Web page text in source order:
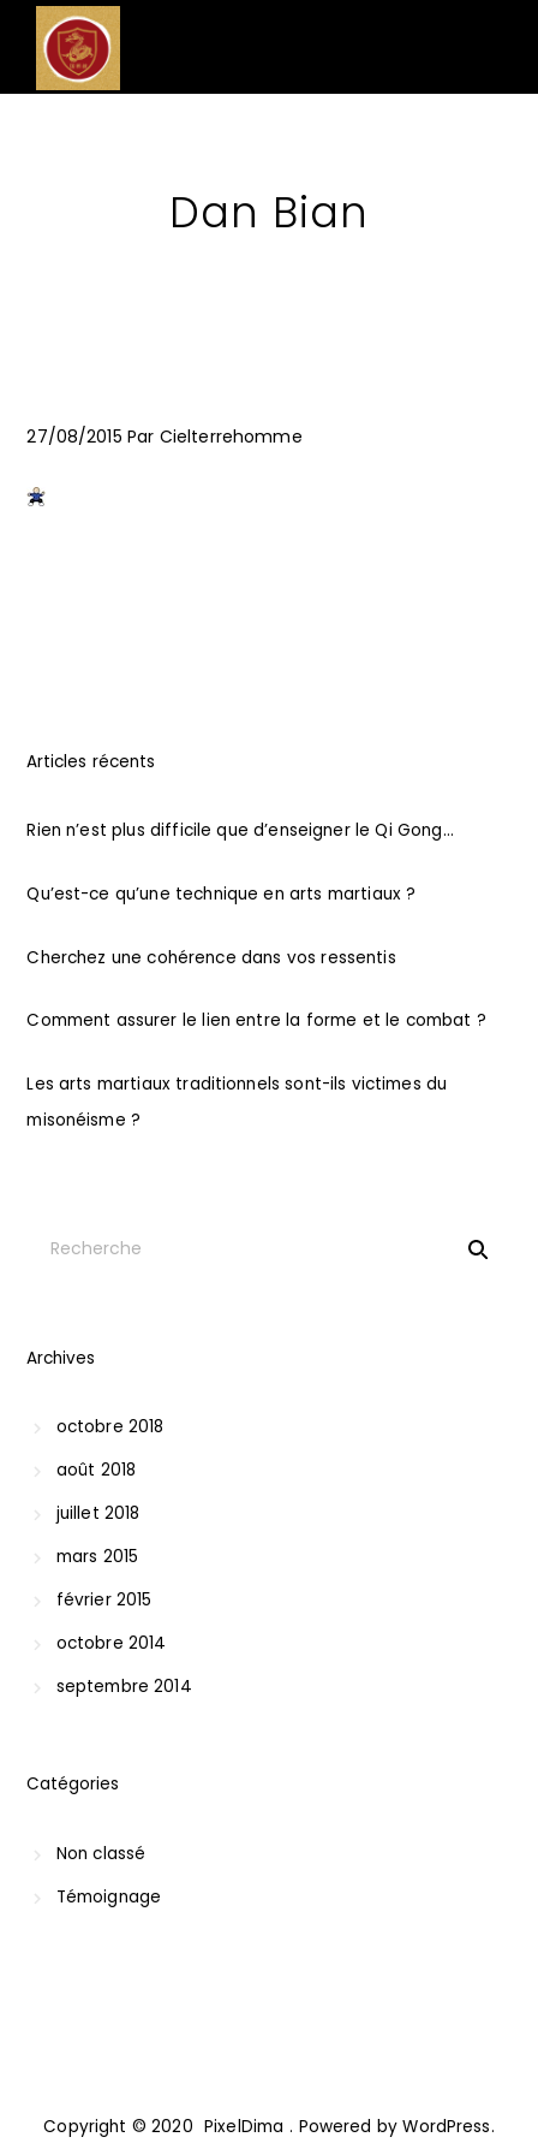
Dan Bian
27/08/2015 Par Cielterrehomme
Articles récents
Rien n’est plus difficile que d’enseigner le Qi Gong…
Qu’est-ce qu’une technique en arts martiaux ?
Cherchez une cohérence dans vos ressentis
Comment assurer le lien entre la forme et le combat ?
Les arts martiaux traditionnels sont-ils victimes du
misonéisme ?
Archives
octobre 2018
août 2018
juillet 2018
mars 2015
février 2015
octobre 2014
septembre 2014
Catégories
Non classé
Témoignage
Copyright © 2020 PixelDima . Powered by WordPress.